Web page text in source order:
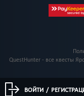
QuestHunter - все квесты
ВОЙТИ /